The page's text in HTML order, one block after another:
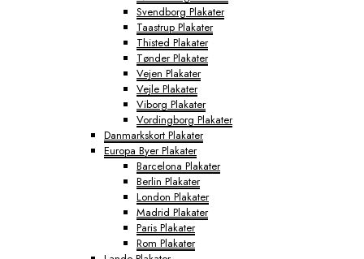
Svendborg Plakater
Taastrup Plakater
Thisted Plakater
Tønder Plakater
Vejen Plakater
Vejle Plakater
Viborg Plakater
Vordingborg Plakater
Danmarkskort Plakater
Europa Byer Plakater
Barcelona Plakater
Berlin Plakater
London Plakater
Madrid Plakater
Paris Plakater
Rom Plakater